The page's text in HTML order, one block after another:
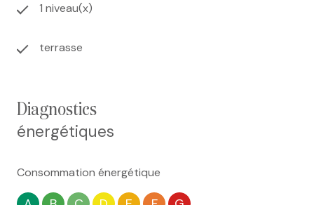
1 niveau(x)
terrasse
diagnostics
énergétiques
Consommation énergétique